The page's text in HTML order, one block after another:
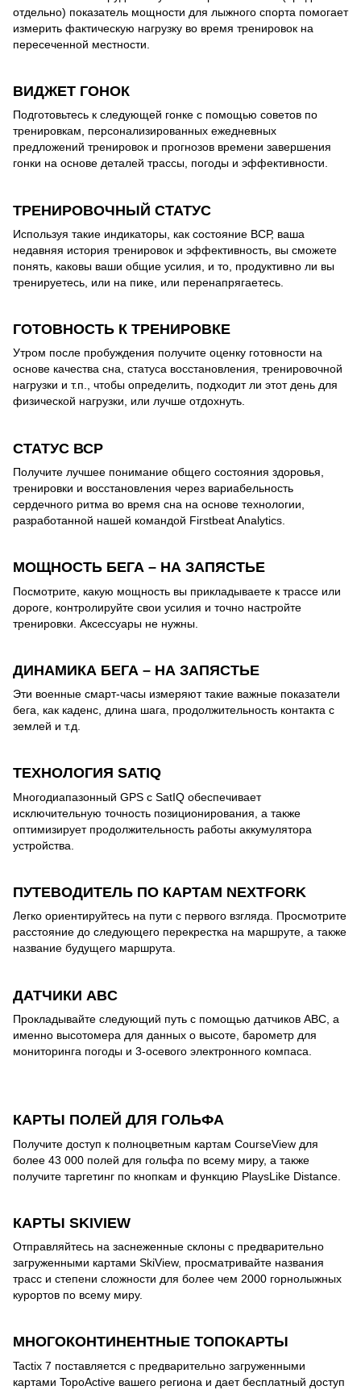
отдельно) показатель мощности для лыжного спорта помогает
измерить фактическую нагрузку во время тренировок на
пересеченной местности.
ВИДЖЕТ ГОНОК
Подготовьтесь к следующей гонке с помощью советов по
тренировкам, персонализированных ежедневных
предложений тренировок и прогнозов времени завершения
гонки на основе деталей трассы, погоды и эффективности.
ТРЕНИРОВОЧНЫЙ СТАТУС
Используя такие индикаторы, как состояние ВСР, ваша
недавняя история тренировок и эффективность, вы сможете
понять, каковы ваши общие усилия, и то, продуктивно ли вы
тренируетесь, или на пике, или перенапрягаетесь.
ГОТОВНОСТЬ К ТРЕНИРОВКЕ
Утром после пробуждения получите оценку готовности на
основе качества сна, статуса восстановления, тренировочной
нагрузки и т.п., чтобы определить, подходит ли этот день для
физической нагрузки, или лучше отдохнуть.
СТАТУС ВСР
Получите лучшее понимание общего состояния здоровья,
тренировки и восстановления через вариабельность
сердечного ритма во время сна на основе технологии,
разработанной нашей командой Firstbeat Analytics.
МОЩНОСТЬ БЕГА – НА ЗАПЯСТЬЕ
Посмотрите, какую мощность вы прикладываете к трассе или
дороге, контролируйте свои усилия и точно настройте
тренировки. Аксессуары не нужны.
ДИНАМИКА БЕГА – НА ЗАПЯСТЬЕ
Эти военные смарт-часы измеряют такие важные показатели
бега, как каденс, длина шага, продолжительность контакта с
землей и т.д.
ТЕХНОЛОГИЯ SATIQ
Многодиапазонный GPS с SatIQ обеспечивает
исключительную точность позиционирования, а также
оптимизирует продолжительность работы аккумулятора
устройства.
ПУТЕВОДИТЕЛЬ ПО КАРТАМ NEXTFORK
Легко ориентируйтесь на пути с первого взгляда. Просмотрите
расстояние до следующего перекрестка на маршруте, а также
название будущего маршрута.
ДАТЧИКИ ABC
Прокладывайте следующий путь с помощью датчиков ABC, а
именно высотомера для данных о высоте, барометр для
мониторинга погоды и 3-осевого электронного компаса.
КАРТЫ ПОЛЕЙ ДЛЯ ГОЛЬФА
Получите доступ к полноцветным картам CourseView для
более 43 000 полей для гольфа по всему миру, а также
получите таргетинг по кнопкам и функцию PlaysLike Distance.
КАРТЫ SKIVIEW
Отправляйтесь на заснеженные склоны с предварительно
загруженными картами SkiView, просматривайте названия
трасс и степени сложности для более чем 2000 горнолыжных
курортов по всему миру.
МНОГОКОНТИНЕНТНЫЕ ТОПОКАРТЫ
Tactix 7 поставляется с предварительно загруженными
картами TopoActive вашего региона и дает бесплатный доступ